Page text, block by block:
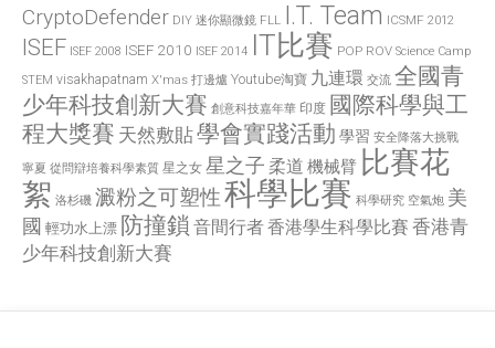
CryptoDefender DIY 迷你顯微鏡 FLL I.T. Team ICSMF 2012
ISEF ISEF 2008 ISEF 2010 ISEF 2014 IT比賽 POP ROV Science Camp
STEM visakhapatnam X'mas 打邊爐 Youtube淘寶 九連環 交流 全國青
少年科技創新大賽 創意科技嘉年華 印度 國際科學與工
程大獎賽 天然敷貼學會實踐活動 學習 安全降落大挑戰
寧夏 從問辯培養科學素質 星之女 星之子 柔道 機械臂 比賽花
絮 洛杉磯 澱粉之可塑性科學比賽 科學研究 空氣炮 美
國 輕功水上漂 防撞鎖 音間行者香港學生科學比賽 香港青
少年科技創新大賽